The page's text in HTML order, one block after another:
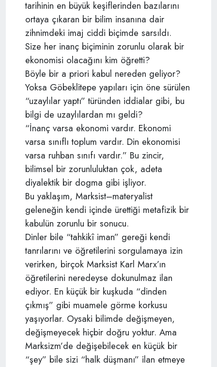
tarihinin en büyük keşiflerinden bazılarını
ortaya çıkaran bir bilim insanına dair
zihnimdeki imaj ciddi biçimde sarsıldı.
Size her inanç biçiminin zorunlu olarak bir
ekonomisi olacağını kim öğretti?
Böyle bir a priori kabul nereden geliyor?
Yoksa Göbeklitepe yapıları için öne sürülen
“uzaylılar yaptı” türünden iddialar gibi, bu
bilgi de uzaylılardan mı geldi?
“İnanç varsa ekonomi vardır. Ekonomi
varsa sınıflı toplum vardır. Din ekonomisi
varsa ruhban sınıfı vardır.” Bu zincir,
bilimsel bir zorunluluktan çok, adeta
diyalektik bir dogma gibi işliyor.
Bu yaklaşım, Marksist–materyalist
geleneğin kendi içinde ürettiği metafizik bir
kabulün zorunlu bir sonucu.
Dinler bile “tahkikî iman” gereği kendi
tanrılarını ve öğretilerini sorgulamaya izin
verirken, birçok Marksist Karl Marx’ın
öğretilerini neredeyse dokunulmaz ilan
ediyor. En küçük bir kuşkuda “dinden
çıkmış” gibi muamele görme korkusu
yaşıyorlar. Oysaki bilimde değişmeyen,
değişmeyecek hiçbir doğru yoktur. Ama
Marksizm’de değişebilecek en küçük bir
“şey” bile sizi “halk düşmanı” ilan etmeye